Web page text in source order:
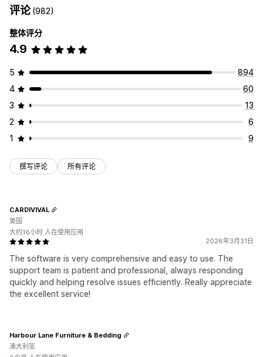
编辑器工具
非重复访客
近期购买
自定义布局
分析
转化跟踪
评论(982)
整体评分
4.9
5
894
4
60
3
13
2
6
1
9
撰写评论 所有评论
2026年3月31日
The software is very comprehensive and easy to use. The
support team is patient and professional, always responding
quickly and helping resolve issues efficiently. Really appreciate
the excellent service!
CARDIVIVAL
美国
大约16小时 人在使用应用
Harbour Lane Furniture & Bedding
澳大利亚